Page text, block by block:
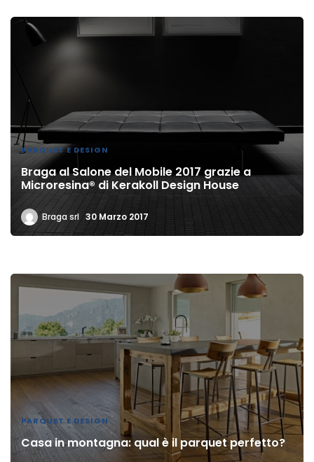
PARQUET E DESIGN
Braga al Salone del Mobile 2017 grazie a
Microresina® di Kerakoll Design House
Braga srl 30 Marzo 2017
PARQUET E DESIGN
Casa in montagna: qual è il parquet perfetto?